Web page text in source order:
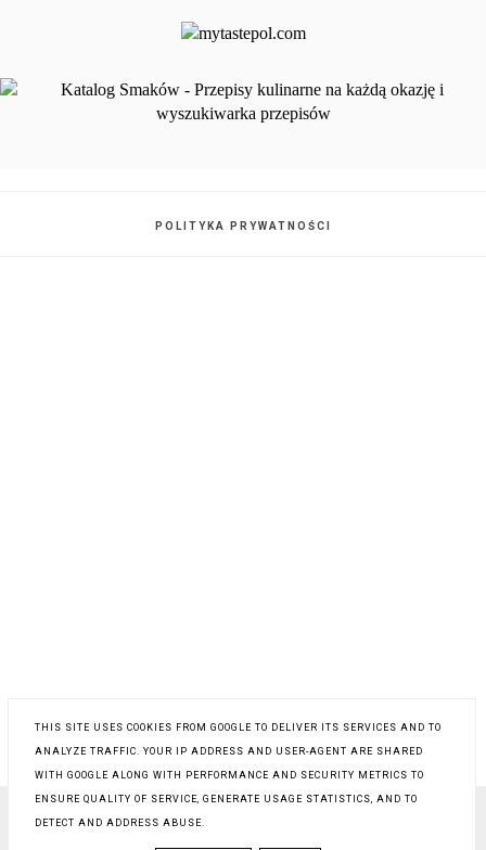
POLITYKA PRYWATNOŚCI
COPYRIGHT ©PROSTY PRZEPIS NA
BLOG DESIGN:KAROGRAFIA.PL
THIS SITE USES COOKIES FROM GOOGLE TO DELIVER ITS SERVICES AND TO
ANALYZE TRAFFIC. YOUR IP ADDRESS AND USER-AGENT ARE SHARED
WITH GOOGLE ALONG WITH PERFORMANCE AND SECURITY METRICS TO
ENSURE QUALITY OF SERVICE, GENERATE USAGE STATISTICS, AND TO
DETECT AND ADDRESS ABUSE.